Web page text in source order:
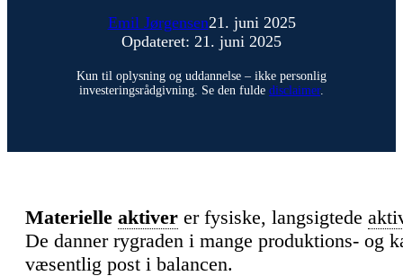
Emil Jørgensen21. juni 2025
Opdateret: 21. juni 2025
Kun til oplysning og uddannelse – ikke personlig
investeringsrådgivning. Se den fulde disclaimer.
Materielle aktiver er fysiske, langsigtede
De danner rygraden i mange produktions- og
væsentlig post i balancen.